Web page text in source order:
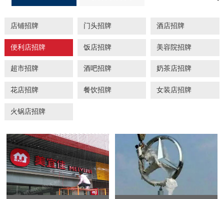
店铺招牌 门头招牌 酒店招牌
便利店招牌 饭店招牌 美容院招牌
超市招牌 酒吧招牌 奶茶店招牌
花店招牌 餐饮招牌 女装店招牌
火锅店招牌